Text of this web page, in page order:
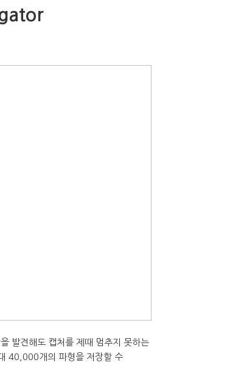
발견해도 캡처를 제때 멈추지 못하는
40,000개의 파형을 저장할 수